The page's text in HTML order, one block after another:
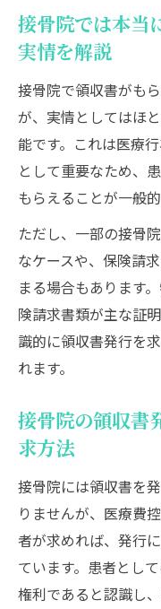
領収書をく
回避策
領収書くれな
接骨院で領
確認事項
領収書をあ
頼方法
手順
整骨院や鍼
ツ
領収書の
接骨院領収
領収書紛
再発行申請
接骨院で再
整骨院や
知識
接骨院では本当
実情を解説
接骨院で領収書がも
が、実情としてはほ
能です。これは医療
として重要なため、
もらえることが一般的
ただし、一部の接骨
なケースや、保険請
まる場合もあります
険請求書類が主な証
識的に領収書発行を
れます。
接骨院の領収書
求方法
接骨院には領収書を
りませんが、医療費
者が求めれば、発行
ています。患者とし
権利であると認識し